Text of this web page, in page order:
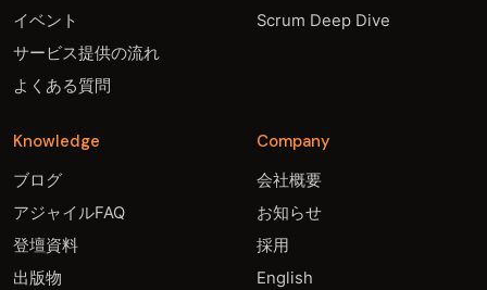
イベント
サービス提供の流れ
よくある質問
Scrum Deep Dive
Knowledge
ブログ
アジャイルFAQ
登壇資料
出版物
Company
会社概要
お知らせ
採用
English